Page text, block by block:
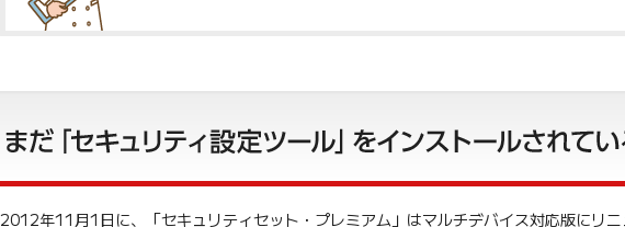
2012年11月1日に、「セキュリティセット・プレミアム」はマルチデバイス対応版にリ